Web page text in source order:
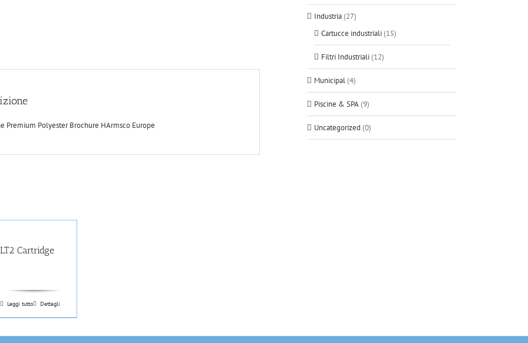
Premium Polyester Brochure HArmsco Europe
LT2 Cartridge
Leggi tutto Dettagli
Industria(27)
Cartucce industriali(15)
Filtri Industriali(12)
Municipal(4)
Piscine & SPA(9)
Uncategorized (0)